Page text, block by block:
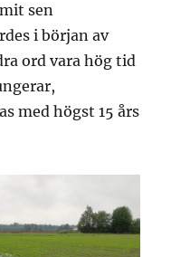
sen
i början av
ord vara hög tid
med högst 15 års